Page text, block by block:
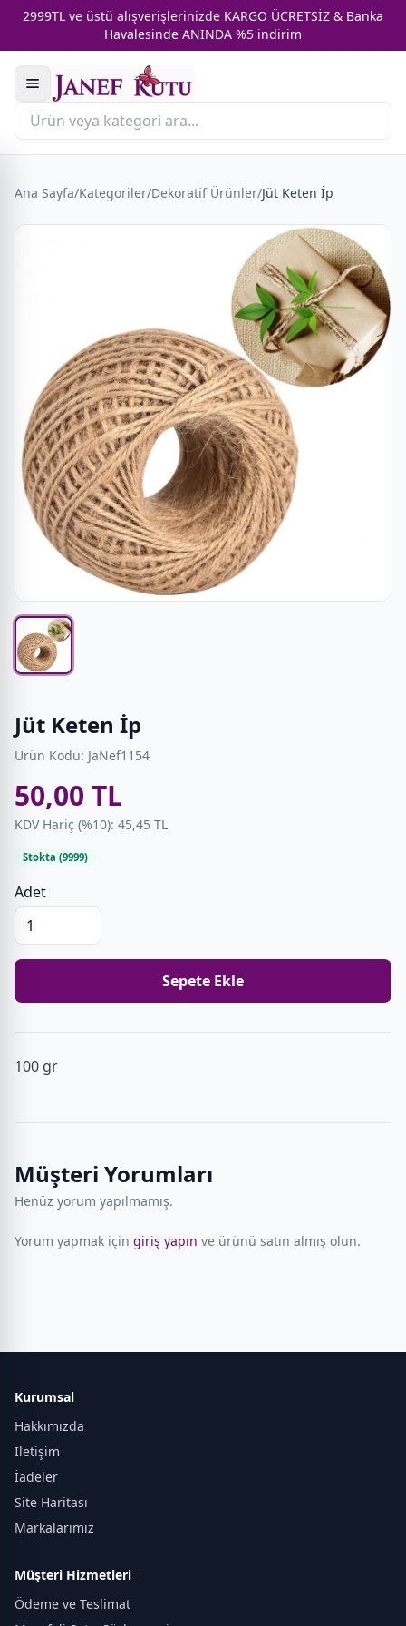
2999TL ve üstü alışverişlerinizde KARGO ÜCRETSİZ & Banka
Havalesinde ANINDA %5 indirim
Ana Sayfa/Kategoriler/Dekorati̇f Ürünler/Jüt Keten İp
Jüt Keten İp
Ürün Kodu: JaNef1154
50,00 TL
KDV Hariç (%10): 45,45 TL
Stokta (9999)
Adet
Sepete Ekle
100 gr
Müşteri Yorumları
Henüz yorum yapılmamış.
Yorum yapmak için giriş yapın ve ürünü satın almış olun.
Kurumsal
Hakkımızda
İletişim
İadeler
Site Haritası
Markalarımız
Müşteri Hizmetleri
Ödeme ve Teslimat